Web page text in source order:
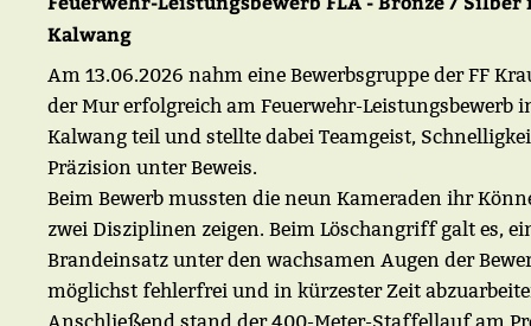
Kalwang
Am 13.06.2026 nahm eine Bewerbsgruppe der FF
der Mur erfolgreich am Feuerwehr-Leistungsbewerb
Kalwang teil und stellte dabei Teamgeist,
Präzision unter Beweis.
Beim Bewerb mussten die neun Kameraden ihr
zwei Disziplinen zeigen. Beim Löschangriff galt es,
Brandeinsatz unter den wachsamen Augen der
möglichst fehlerfrei und in kürzester Zeit